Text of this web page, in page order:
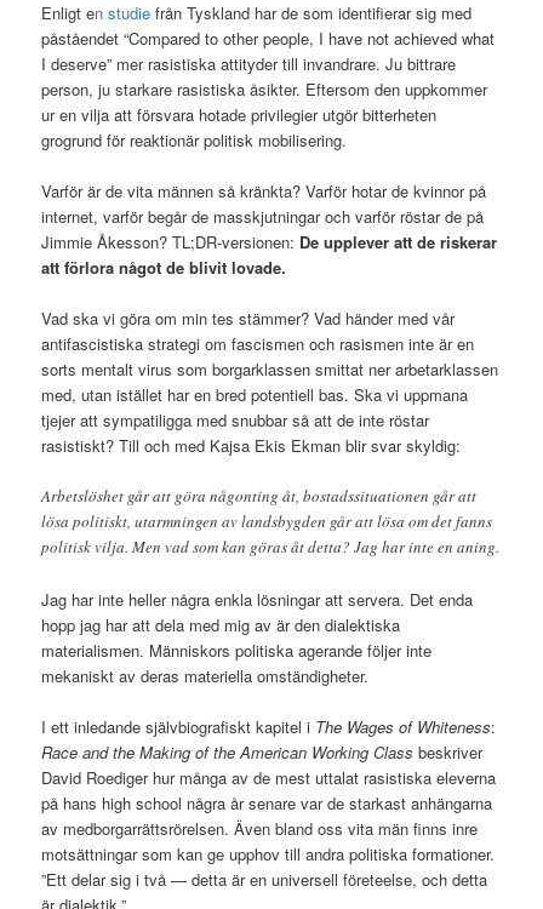
Enligt en studie från Tyskland har de som identifierar sig med
påståendet “Compared to other people, I have not achieved what
I deserve” mer rasistiska attityder till invandrare. Ju bittrare
person, ju starkare rasistiska åsikter. Eftersom den uppkommer
ur en vilja att försvara hotade privilegier utgör bitterheten
grogrund för reaktionär politisk mobilisering.
Varför är de vita männen så kränkta? Varför hotar de kvinnor på
internet, varför begår de masskjutningar och varför röstar de på
Jimmie Åkesson? TL;DR-versionen: De upplever att de riskerar
att förlora något de blivit lovade.
Vad ska vi göra om min tes stämmer? Vad händer med vår
antifascistiska strategi om fascismen och rasismen inte är en
sorts mentalt virus som borgarklassen smittat ner arbetarklassen
med, utan istället har en bred potentiell bas. Ska vi uppmana
tjejer att sympatiligga med snubbar så att de inte röstar
rasistiskt? Till och med Kajsa Ekis Ekman blir svar skyldig:
Arbetslöshet går att göra någonting åt, bostadssituationen går att
lösa politiskt, utarmningen av landsbygden går att lösa om det fanns
politisk vilja. Men vad som kan göras åt detta? Jag har inte en aning.
Jag har inte heller några enkla lösningar att servera. Det enda
hopp jag har att dela med mig av är den dialektiska
materialismen. Människors politiska agerande följer inte
mekaniskt av deras materiella omständigheter.
I ett inledande självbiografiskt kapitel i The Wages of Whiteness:
Race and the Making of the American Working Classbeskriver
David Roediger hur många av de mest uttalat rasistiska eleverna
på hans high school några år senare var de starkast anhängarna
av medborgarrättsrörelsen. Även bland oss vita män finns inre
motsättningar som kan ge upphov till andra politiska formationer.
”Ett delar sig i två — detta är en universell företeelse, och detta